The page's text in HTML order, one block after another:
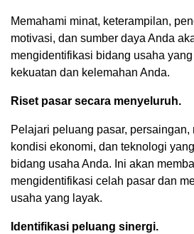
Memahami minat, keterampilan,
motivasi, dan sumber daya Anda
mengidentifikasi bidang usaha
kekuatan dan kelemahan Anda.
Riset pasar secara menyeluruh.
Pelajari peluang pasar, persaingan,
kondisi ekonomi, dan teknologi
bidang usaha Anda. Ini akan
mengidentifikasi celah pasar dan
usaha yang layak.
Identifikasi peluang sinergi.